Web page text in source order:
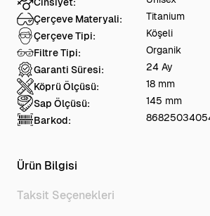
Çerçeve Materyali:
Titanium
Çerçeve Tipi:
Köşeli
Filtre Tipi:
Organik
Garanti Süresi:
24 Ay
Köprü Ölçüsü:
18 mm
Sap Ölçüsü:
145 mm
Barkod:
Ürün Bilgisi
Taksit Seçenekleri